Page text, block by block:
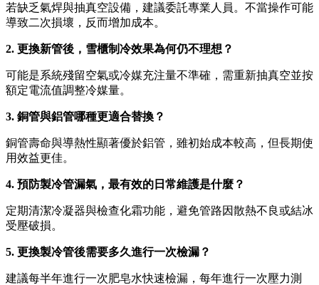
若缺乏氣焊與抽真空設備，建議委託專業人員。不當操作可能
導致二次損壞，反而增加成本。
2. 更換新管後，雪櫃制冷效果為何仍不理想？
可能是系統殘留空氣或冷媒充注量不準確，需重新抽真空並按
額定電流值調整冷媒量。
3. 銅管與鋁管哪種更適合替換？
銅管壽命與導熱性顯著優於鋁管，雖初始成本較高，但長期使
用效益更佳。
4. 預防製冷管漏氣，最有效的日常維護是什麼？
定期清潔冷凝器與檢查化霜功能，避免管路因散熱不良或結冰
受壓破損。
5. 更換製冷管後需要多久進行一次檢漏？
建議每半年進行一次肥皂水快速檢漏，每年進行一次壓力測